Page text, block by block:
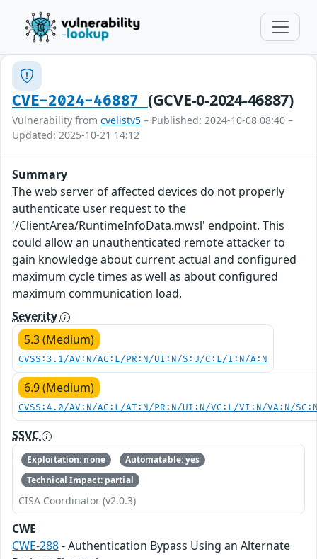
CVE-2024-46887 (GCVE-0-2024-46887)
Vulnerability from cvelistv5 – Published: 2024-10-08 08:40 –
Updated: 2025-10-21 14:12
Summary
The web server of affected devices do not properly
authenticate user request to the
'/ClientArea/RuntimeInfoData.mwsl' endpoint. This
could allow an unauthenticated remote attacker to
gain knowledge about current actual and configured
maximum cycle times as well as about configured
maximum communication load.
Severity
5.3 (Medium)
CVSS:3.1/AV:N/AC:L/PR:N/UI:N/S:U/C:L/I:N/A:N
6.9 (Medium)
CVSS:4.0/AV:N/AC:L/AT:N/PR:N/UI:N/VC:L/VI:N/VA:N/
SSVC
Exploitation: none
Automatable: yes
Technical Impact: partial
CISA Coordinator (v2.0.3)
CWE
CWE-288- Authentication Bypass Using an Alternate